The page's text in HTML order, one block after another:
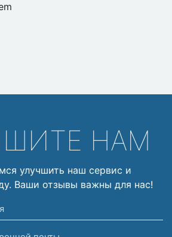
НАМ
улучшить наш сервис и
Ваши отзывы важны для нас!